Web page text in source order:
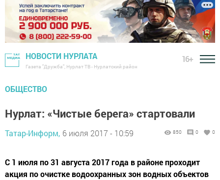
НОВОСТИ НУРЛАТА
Газета "Дружба", Нурлат ТВ - Нурлатский район
16+
ОБЩЕСТВО
Нурлат: «Чистые берега» стартовали
Татар-Информ, 6 июля 2017 - 10:59 850 0 0
С 1 июля по 31 августа 2017 года в районе проходит
акция по очистке водоохранных зон водных объектов